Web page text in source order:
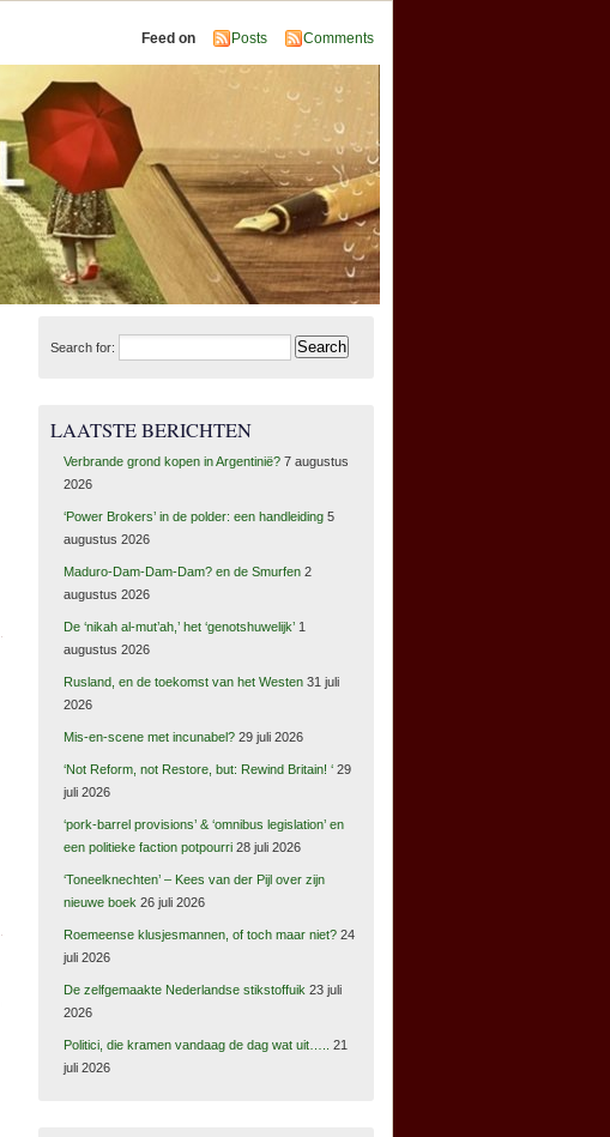
Feed on Posts Comments
Search for:
LAATSTE BERICHTEN
Verbrande grond kopen in Argentinië? 7 augustus
2026
‘Power Brokers’ in de polder: een handleiding 5
augustus 2026
Maduro-Dam-Dam-Dam? en de Smurfen 2
augustus 2026
De ‘nikah al-mut’ah,’ het ‘genotshuwelijk’ 1
augustus 2026
Rusland, en de toekomst van het Westen 31 juli
2026
Mis-en-scene met incunabel? 29 juli 2026
‘Not Reform, not Restore, but: Rewind Britain! ‘ 29
juli 2026
‘pork-barrel provisions’ & ‘omnibus legislation’ en
een politieke faction potpourri 28 juli 2026
‘Toneelknechten’ – Kees van der Pijl over zijn
nieuwe boek 26 juli 2026
Roemeense klusjesmannen, of toch maar niet? 24
juli 2026
De zelfgemaakte Nederlandse stikstoffuik 23 juli
2026
Politici, die kramen vandaag de dag wat uit…..
21
juli 2026